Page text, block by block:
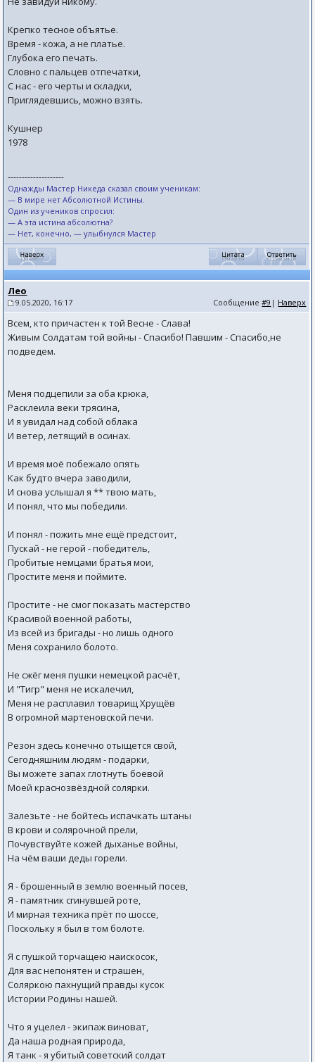
Крепко тесное объятье.
Время - кожа, а не платье.
Глубока его печать.
Словно с пальцев отпечатки,
С нас - его черты и складки,
Приглядевшись, можно взять.
Кушнер
1978
--------------------
Однажды Мастер Никеда сказал своим ученикам:
— В мире нет Абсолютной Истины.
Один из учеников спросил:
— А эта истина абсолютна?
— Нет, конечно, — улыбнулся Мастер
Лео
9.05.2020, 16:17 Сообщение#9 | Наверх
Всем, кто причастен к той Весне - Слава!
Живым Солдатам той войны - Спасибо! Павшим - Спасибо,не
подведем.
Меня подцепили за оба крюка,
Расклеила веки трясина,
И я увидал над собой облака
И ветер, летящий в осинах.
И время моё побежало опять
Как будто вчера заводили,
И снова услышал я ** твою мать,
И понял, что мы победили.
И понял - пожить мне ещё предстоит,
Пускай - не герой - победитель,
Пробитые немцами братья мои,
Простите меня и поймите.
Простите - не смог показать мастерство
Красивой военной работы,
Из всей из бригады - но лишь одного
Меня сохранило болото.
Не сжёг меня пушки немецкой расчёт,
И "Тигр" меня не искалечил,
Меня не расплавил товарищ Хрущёв
В огромной мартеновской печи.
Резон здесь конечно отыщется свой,
Сегодняшним людям - подарки,
Вы можете запах глотнуть боевой
Моей краснозвёздной солярки.
Залезьте - не бойтесь испачкать штаны
В крови и солярочной прели,
Почувствуйте кожей дыханье войны,
На чём ваши деды горели.
Я - брошенный в землю военный посев,
Я - памятник сгинувшей роте,
И мирная техника прёт по шоссе,
Поскольку я был в том болоте.
Я с пушкой торчащею наискосок,
Для вас непонятен и страшен,
Соляркою пахнущий правды кусок
Истории Родины нашей.
Что я уцелел - экипаж виноват,
Да наша родная природа,
Я танк - я убитый советский солдат